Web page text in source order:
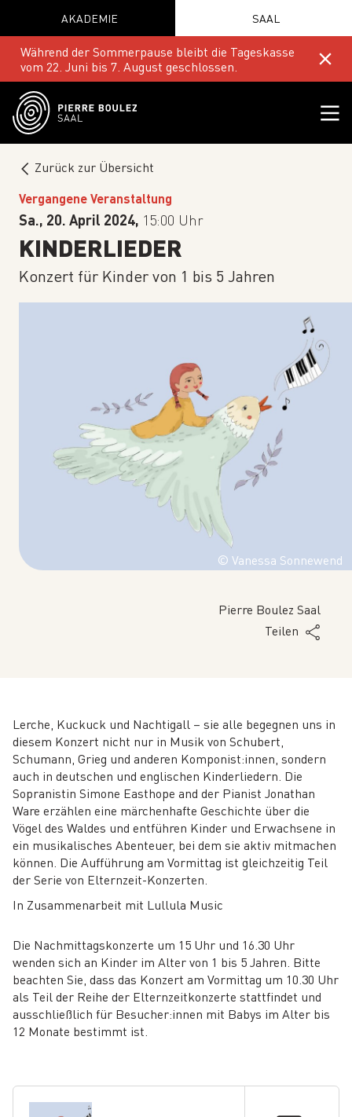
AKADEMIE SAAL
Während der Sommerpause bleibt die Tageskasse
vom 22. Juni bis 7. August geschlossen.
Zurück zur Übersicht
Vergangene Veranstaltung
Sa., 20. April 2024, 15:00 Uhr
KINDERLIEDER
Konzert für Kinder von 1 bis 5 Jahren
© Vanessa Sonnewend
Pierre Boulez Saal
Teilen
Lerche, Kuckuck und Nachtigall – sie alle begegnen uns in
diesem Konzert nicht nur in Musik von Schubert,
Schumann, Grieg und anderen Komponist:innen, sondern
auch in deutschen und englischen Kinderliedern. Die
Sopranistin Simone Easthope and der Pianist Jonathan
Ware erzählen eine märchenhafte Geschichte über die
Vögel des Waldes und entführen Kinder und Erwachsene in
ein musikalisches Abenteuer, bei dem sie aktiv mitmachen
können. Die Aufführung am Vormittag ist gleichzeitig Teil
der Serie von Elternzeit-Konzerten.
In Zusammenarbeit mit Lullula Music
Die Nachmittagskonzerte um 15 Uhr und 16.30 Uhr
wenden sich an Kinder im Alter von 1 bis 5 Jahren. Bitte
beachten Sie, dass das Konzert am Vormittag um 10.30 Uhr
als Teil der Reihe der Elternzeitkonzerte stattfindet und
ausschließlich für Besucher:innen mit Babys im Alter bis
12 Monate bestimmt ist.